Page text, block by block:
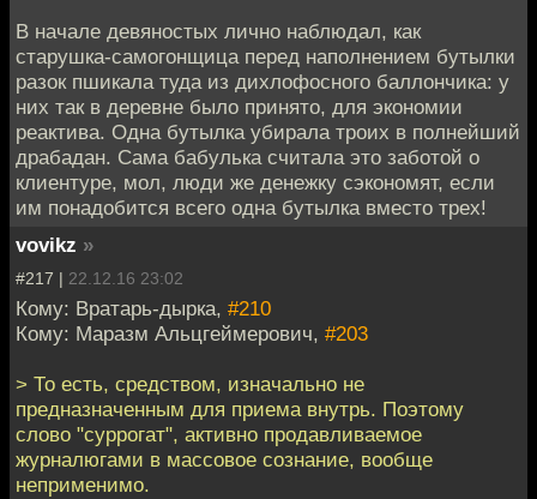
В начале девяностых лично наблюдал, как
старушка-самогонщица перед наполнением бутылки
разок пшикала туда из дихлофосного баллончика: у
них так в деревне было принято, для экономии
реактива. Одна бутылка убирала троих в полнейший
драбадан. Сама бабулька считала это заботой о
клиентуре, мол, люди же денежку сэкономят, если
им понадобится всего одна бутылка вместо трех!
vovikz »
#217 | 22.12.16 23:02
Кому: Вратарь-дырка, #210
Кому: Маразм Альцгеймерович, #203
> То есть, средством, изначально не
предназначенным для приема внутрь. Поэтому
слово "суррогат", активно продавливаемое
журналюгами в массовое сознание, вообще
неприменимо.